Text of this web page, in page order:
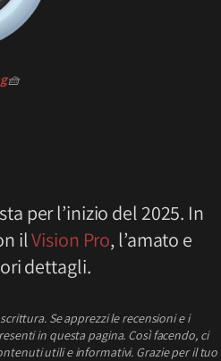
🧺
per l’inizio del 2025. In
ilVision Pro, l’amato e
dettagli.
Se apprezzi le recensioni e i
in questa pagina. Così facendo, ci
utili e informativi. Grazie per il tuo